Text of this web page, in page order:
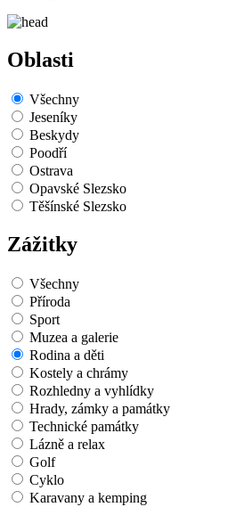
Oblasti
Všechny
Jeseníky
Beskydy
Poodří
Ostrava
Opavské Slezsko
Těšínské Slezsko
Zážitky
Všechny
Příroda
Sport
Muzea a galerie
Rodina a děti
Kostely a chrámy
Rozhledny a vyhlídky
Hrady, zámky a památky
Technické památky
Lázně a relax
Golf
Cyklo
Karavany a kemping